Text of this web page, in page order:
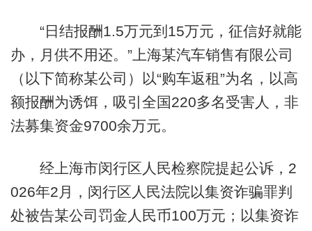
“日结报酬1.5万元到15万元，征信好就能
办，月供不用还。”上海某汽车销售有限公司
（以下简称某公司）以“购车返租”为名，以高
额报酬为诱饵，吸引全国220多名受害人，非
法募集资金9700余万元。
经上海市闵行区人民检察院提起公诉，2
026年2月，闵行区人民法院以集资诈骗罪判
处被告某公司罚金人民币100万元；以集资诈